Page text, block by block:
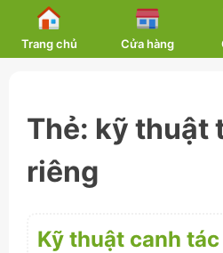
content
Trang chủ Cửa hàng
Thẻ: kỹ thuật
riêng
Kỹ thuật canh